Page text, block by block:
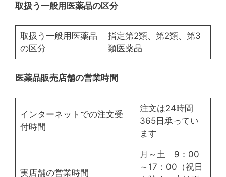
取扱う一般用医薬品の区分
取扱う一般用医薬品
の区分
指定第2類、第2類、第3
類医薬品
医薬品販売店舗の営業時間
インターネットでの注文受
付時間
注文は24時間
365日承ってい
ます
実店舗の営業時間
月～土 9：00
～17：00（祝日